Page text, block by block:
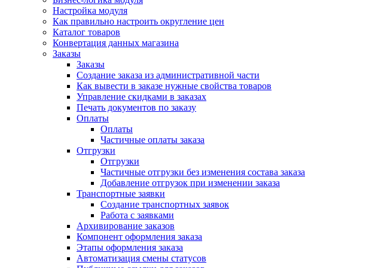
Настройка модуля
Как правильно настроить округление цен
Каталог товаров
Конвертация данных магазина
Заказы
Заказы
Создание заказа из административной части
Как вывести в заказе нужные свойства товаров
Управление скидками в заказах
Печать документов по заказу
Оплаты
Оплаты
Частичные оплаты заказа
Отгрузки
Отгрузки
Частичные отгрузки без изменения состава заказа
Добавление отгрузок при изменении заказа
Транспортные заявки
Создание транспортных заявок
Работа с заявками
Архивирование заказов
Компонент оформления заказа
Этапы оформления заказа
Автоматизация смены статусов